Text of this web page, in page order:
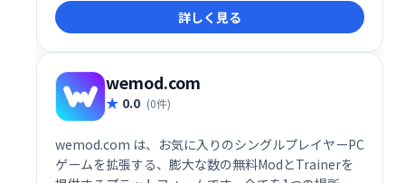
ビジネスに必要な機能を網羅。煩雑な作業を効率化
し、売上アップを実現します。集客や売上向上でお悩
みの事業者様は、ぜひUTAGEをご検討ください。
詳しく見る
wemod.com
0.0 (0件)
wemod.com は、お気に入りのシングルプレイヤーPC
ゲームを拡張する、膨大な数の無料ModとTrainerを